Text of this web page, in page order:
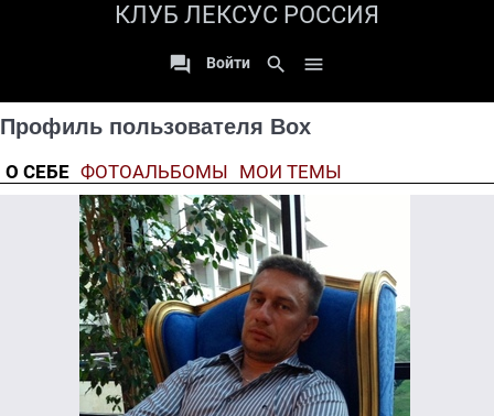
КЛУБ ЛЕКСУС РОССИЯ
 Войти search 
Профиль пользователя Box
О СЕБЕ ФОТОАЛЬБОМЫ МОИ ТЕМЫ